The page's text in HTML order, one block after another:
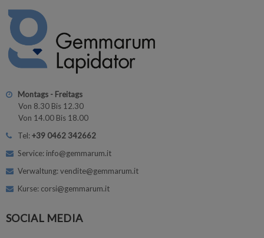
Montags - Freitags
Von 8.30 Bis 12.30
Von 14.00 Bis 18.00
Tel:+39 0462 342662
Service: info@gemmarum.it
Verwaltung: vendite@gemmarum.it
Kurse: corsi@gemmarum.it
SOCIAL MEDIA